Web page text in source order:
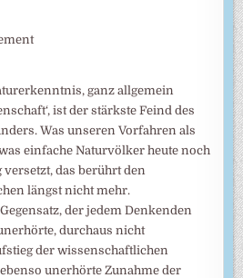
ganz allgemein
ist der stärkste Feind des
Was unseren Vorfahren als
einfache Naturvölker heute noch
das berührt den
längst nicht mehr.
der jedem Denkenden
durchaus nicht
der wissenschaftlichen
unerhörte Zunahme der